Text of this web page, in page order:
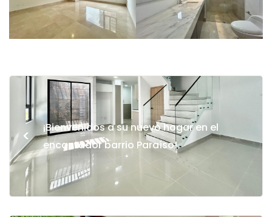
<
¡Bienvenidos a su nuevo hogar en el
encantador barrio Paraíso!